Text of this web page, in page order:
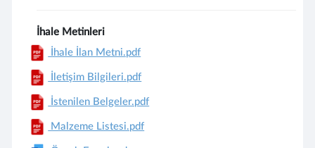
İhale Metinleri
İhale İlan Metni.pdf
İletişim Bilgileri.pdf
İstenilen Belgeler.pdf
Malzeme Listesi.pdf